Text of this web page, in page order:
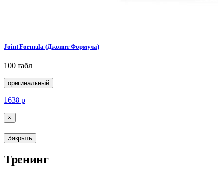
Joint Formula (Джоинт Формула)
100 табл
оригинальный
1638 р
×
Закрыть
Тренинг